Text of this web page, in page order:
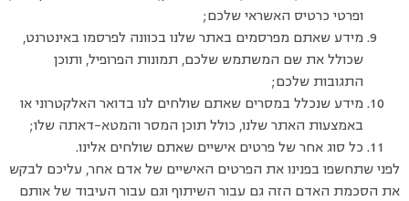
ופרטי כרטיס האשראי שלכם;
מידע שאתם מפרסמים באתר שלנו בכוונה לפרסמו באינטרנט,
שכולל את שם המשתמש שלכם, תמונות הפרופיל, ותוכן
התגובות שלכם;
מידע שנכלל במסרים שאתם שולחים לנו בדואר האלקטרוני או
באמצעות האתר שלנו, כולל תוכן המסר והמטא-דאתה שלו;
כל סוג אחר של פרטים אישיים שאתם שולחים אלינו.
לפני שתחשפו בפנינו את הפרטים האישיים של אדם אחר, עליכם לבקש
את הסכמת האדם הזה גם עבור השיתוף וגם עבור העיבוד של אותם